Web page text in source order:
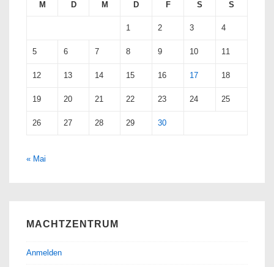
M
D M D F S S
1 2 3 4
5 6 7 8 9 10 11
12 13 14 15 16 17 18
19 20 21 22 23 24 25
26 27 28 29 30
« Mai
MACHTZENTRUM
Anmelden